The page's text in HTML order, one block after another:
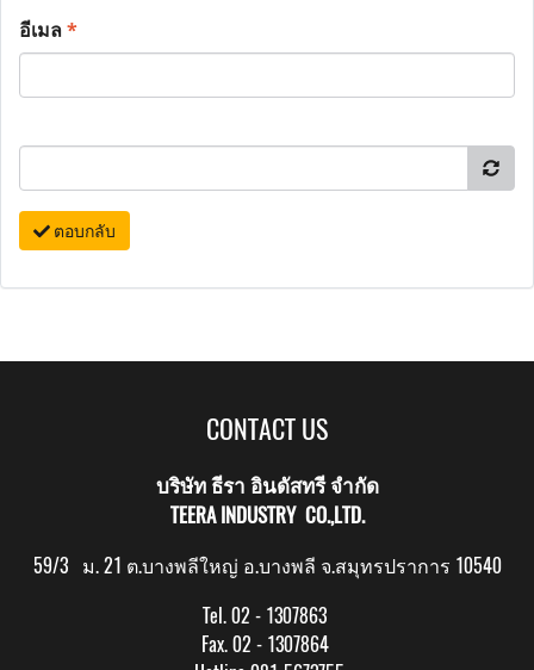
อีเมล*
ตอบกลับ
CONTACT US
บริษัท ธีรา อินดัสทรี จำกัด
TEERA INDUSTRY CO.,LTD.
59/3 ม. 21 ต.บางพลีใหญ่ อ.บางพลี จ.สมุทรปราการ 10540
Tel. 02 - 1307863
Fax. 02 - 1307864